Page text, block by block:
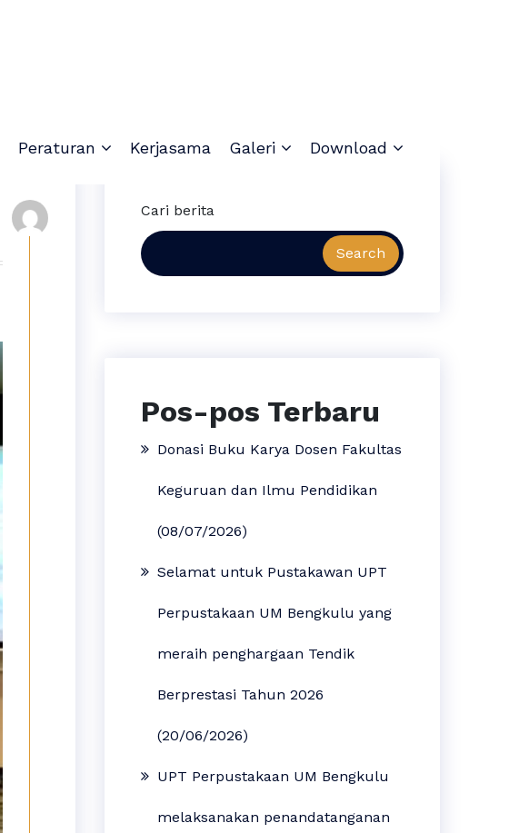
Peraturan Kerjasama Galeri Download
Cari berita
Search
Pos-pos Terbaru
Donasi Buku Karya Dosen Fakultas
Keguruan dan Ilmu Pendidikan
(08/07/2026)
Selamat untuk Pustakawan UPT
Perpustakaan UM Bengkulu yang
meraih penghargaan Tendik
Berprestasi Tahun 2026
(20/06/2026)
UPT Perpustakaan UM Bengkulu
melaksanakan penandatanganan